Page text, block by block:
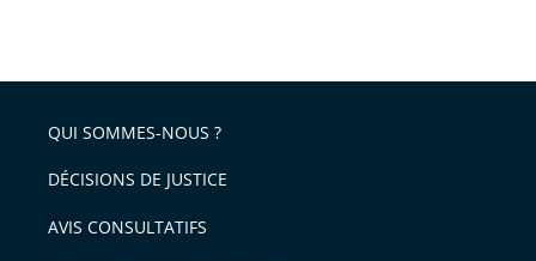
l'article
pour
avant
QUI SOMMES-NOUS ?
DÉCISIONS DE JUSTICE
AVIS CONSULTATIFS